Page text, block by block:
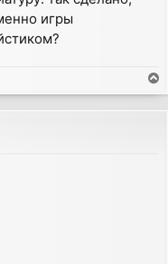
игры
o
p